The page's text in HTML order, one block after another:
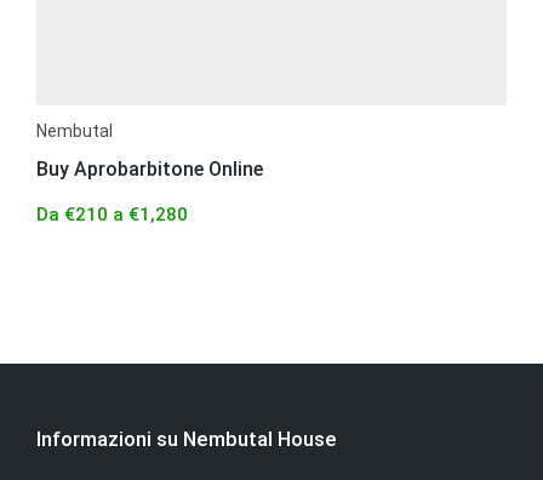
Nembutal
Buy Aprobarbitone Online
Da €210 a €1,280
Informazioni su Nembutal House